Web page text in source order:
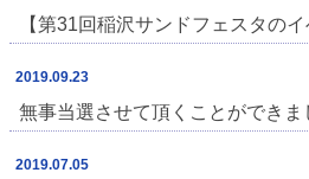
【第31回稲沢サンドフェスタの
2019.09.23
無事当選させて頂くことができま
2019.07.05